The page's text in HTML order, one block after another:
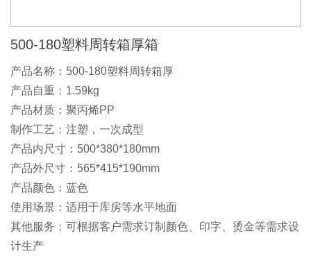
500-180塑料周转箱厚箱
产品名称：500-180塑料周转箱厚
产品自重：1.59kg
产品材质：聚丙烯PP
制作工艺：注塑，一次成型
产品内尺寸：500*380*180mm
产品外尺寸：565*415*190mm
产品颜色：蓝色
使用场景：适用于库房等水平地面
其他服务：可根据客户需求订制颜色、印字、烫金等需求设
计生产